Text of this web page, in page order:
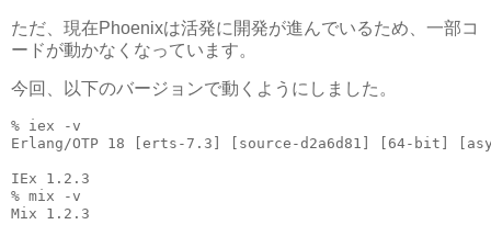
ただ、現在Phoenixは活発に開発が進んでいるため、一部コ
ードが動かなくなっています。
今回、以下のバージョンで動くようにしました。
% iex -v
Erlang/OTP 18 [erts-7.3] [source-d2a6d81] [64-bit]
IEx 1.2.3
% mix -v